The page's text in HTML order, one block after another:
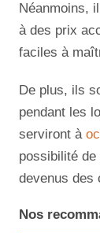
Néanmoins,
à des prix
faciles à
De plus, ils
pendant les
serviront à
possibilité
devenus des
Nos